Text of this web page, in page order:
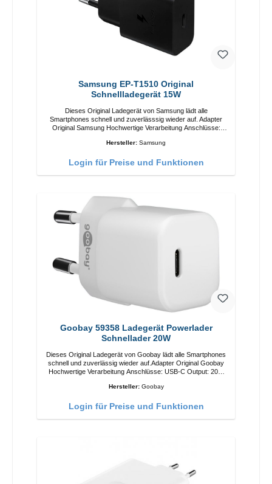
Samsung EP-T1510 Original
Schnellladegerät 15W
Dieses Original Ladegerät von Samsung lädt alle
Smartphones schnell und zuverlässsig wieder auf. Adapter
Original Samsung Hochwertige Verarbeitung Anschlüsse:
Hersteller: Samsung
Login für Preise und Funktionen
Goobay 59358 Ladegerät Powerlader
Schnellader 20W
Dieses Original Ladegerät von Goobay lädt alle Smartphones
schnell und zuverlässig wieder auf.Adapter Original Goobay
Hochwertige Verarbeitung Anschlüsse: USB-C Output: 20W
Hersteller: Goobay
Login für Preise und Funktionen